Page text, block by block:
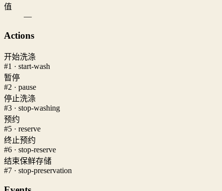
值
—
Actions
开始洗涤
#1 · start-wash
暂停
#2 · pause
停止洗涤
#3 · stop-washing
预约
#5 · reserve
终止预约
#6 · stop-reserve
结束保鲜存储
#7 · stop-preservation